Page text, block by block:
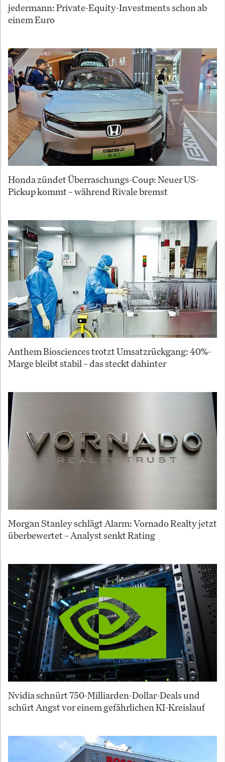
jedermann: Private-Equity-Investments schon ab
einem Euro
Honda zündet Überraschungs-Coup: Neuer US-
Pickup kommt – während Rivale bremst
Anthem Biosciences trotzt Umsatzrückgang: 40%-
Marge bleibt stabil – das steckt dahinter
Morgan Stanley schlägt Alarm: Vornado Realty jetzt
überbewertet – Analyst senkt Rating
Nvidia schnürt 750-Milliarden-Dollar-Deals und
schürt Angst vor einem gefährlichen KI-Kreislauf